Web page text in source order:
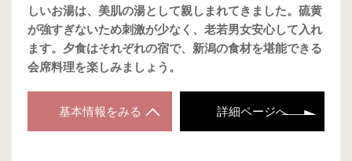
しいお湯は、美肌の湯として親しまれてきました。硫黄
が強すぎないため刺激が少なく、老若男女安心して入れ
ます。夕食はそれぞれの宿で、新潟の食材を堪能できる
会席料理を楽しみましょう。
基本情報をみる 詳細ページへ